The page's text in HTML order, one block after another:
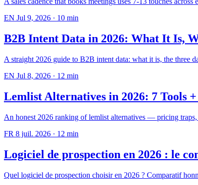
EN Jul 9, 2026 · 10 min
B2B Intent Data in 2026: What It Is,
A straight 2026 guide to B2B intent data: what it is, the three
EN Jul 8, 2026 · 12 min
Lemlist Alternatives in 2026: 7 Tools
An honest 2026 ranking of lemlist alternatives — pricing
FR 8 juil. 2026 · 12 min
Logiciel de prospection en 2026 : le
Quel logiciel de prospection choisir en 2026 ? Comparatif